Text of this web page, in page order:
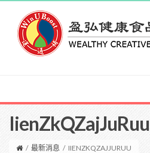
IienZkQZajJuRuu
/ 最新消息 / IIENZKQZAJJURUU